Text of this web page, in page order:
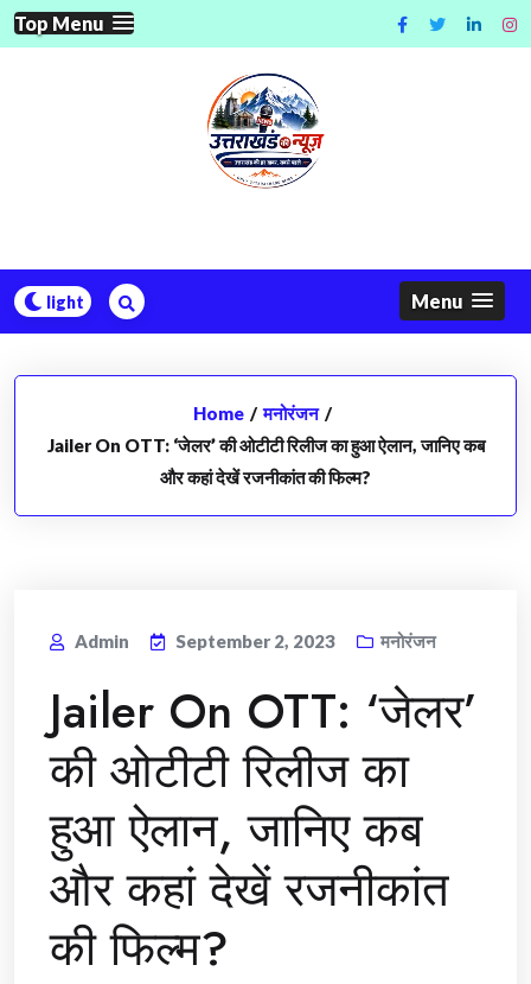
Skip
to
Top Menu
Menu
Home / मनोरंजन /
Jailer On OTT: ‘जेलर’ की ओटीटी रिलीज का हुआ ऐलान, जानिए कब
और कहां देखें रजनीकांत की फिल्म?
Admin September 2, 2023 मनोरंजन
Jailer On OTT: ‘जेलर’
की ओटीटी रिलीज का
हुआ ऐलान, जानिए कब
और कहां देखें रजनीकांत
की फिल्म?